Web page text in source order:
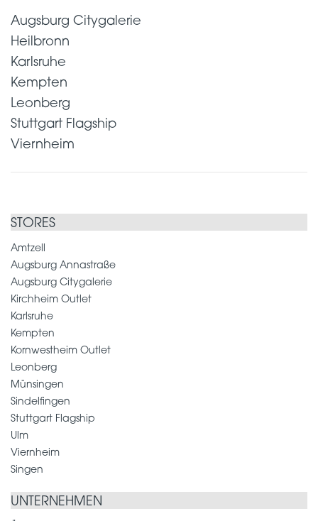
Augsburg Citygalerie
Heilbronn
Karlsruhe
Kempten
Leonberg
Stuttgart Flagship
Viernheim
STORES
Amtzell
Augsburg Annastraße
Augsburg Citygalerie
Kirchheim Outlet
Karlsruhe
Kempten
Kornwestheim Outlet
Leonberg
Münsingen
Sindelfingen
Stuttgart Flagship
Ulm
Viernheim
Singen
UNTERNEHMEN